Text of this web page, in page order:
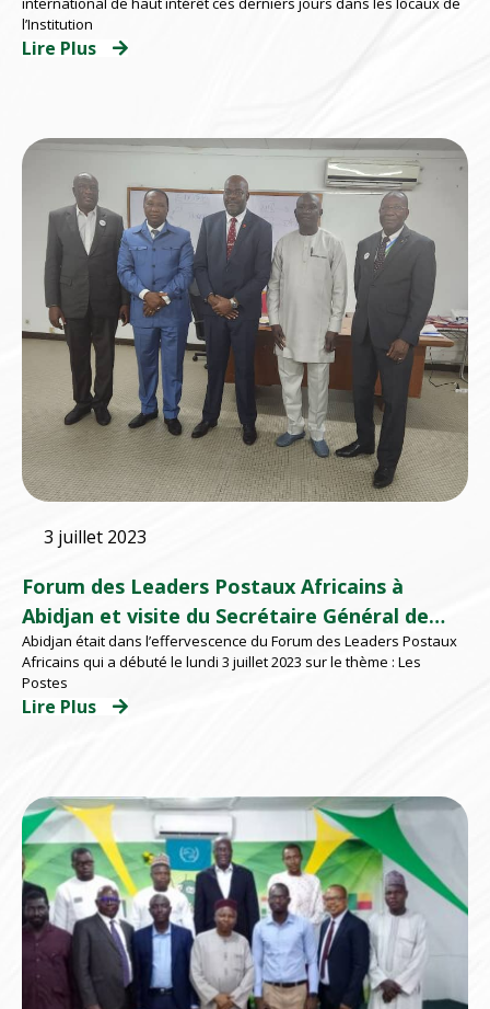
international d’appropriation
l’Institution
Lire Plus
3 juillet 2023
Forum des Leaders Postaux Africains à
Abidjan et visite du Secrétaire Général de
l’UPAP, du Secrétaire Exécutif de la CPEAO,
de l’Expert UPU et du Directeur Général de la
Poste du Sénégal à l’EMSP
Abidjan était dans l’effervescence du Forum des Leaders Postaux
Africains qui a débuté le lundi 3 juillet 2023 sur le thème : Les
Postes
Lire Plus